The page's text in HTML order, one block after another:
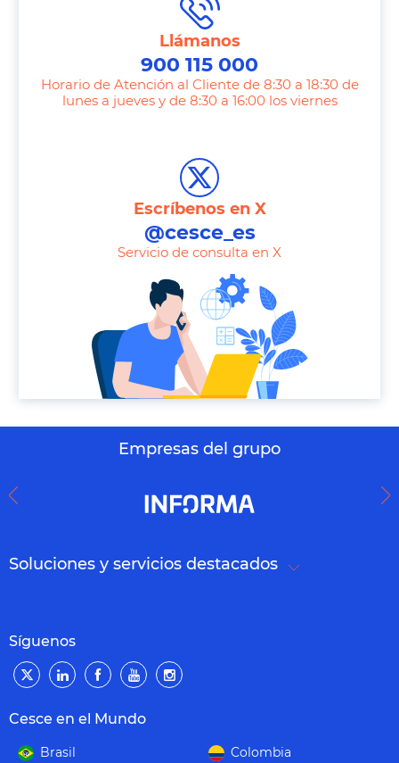
Llámanos
900 115 000
Horario de Atención al Cliente de 8:30 a 18:30 de
lunes a jueves y de 8:30 a 16:00 los viernes
Escríbenos en X
@cesce_es
Servicio de consulta en X
Empresas del grupo
Soluciones y servicios destacados
Síguenos
Cesce en el Mundo
Brasil Colombia